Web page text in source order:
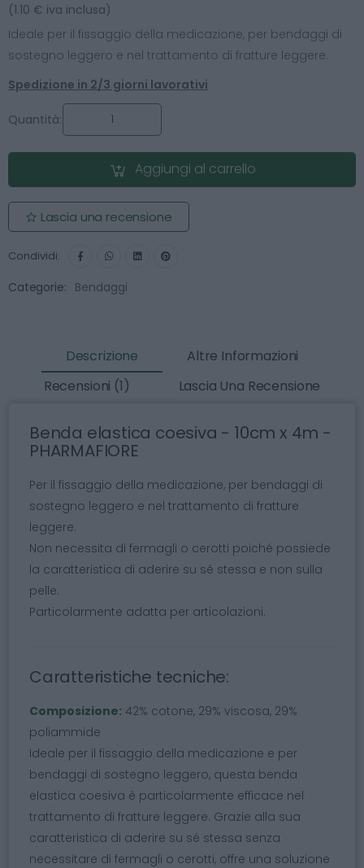
(1.10 € iva inclusa)
Ideale per il fissaggio della medicazione, per bendaggi di
sostegno leggero e nel trattamento di fratture leggere.
Spedizione in 2/3 giorni lavorativi
Quantità:
Aggiungi al carrello
Lascia una recensione
Condividi:
Categorie: Bendaggi
Descrizione
Altre Informazioni
Recensioni (1)
Lascia Una Recensione
Benda elastica coesiva - 10cm x 4m -
PHARMAFIORE
Per il fissaggio della medicazione, per bendaggi di
sostegno leggero e nel trattamento di fratture
leggere.
Non necessita di fermagli o cerotti poiché possiede
la caratteristica di aderire su sé stessa e non sulla
pelle.
Particolarmente adatta per articolazioni.
Caratteristiche tecniche:
Composizione: 42% cotone, 29% viscosa, 29%
poliammide
Ideale per il fissaggio della medicazione e per
bendaggi di sostegno leggero, questa benda
elastica coesiva è particolarmente efficace nel
trattamento di fratture leggere. Grazie alla sua
caratteristica di aderire su sé stessa senza
necessitare di fermagli o cerotti, offre una soluzione